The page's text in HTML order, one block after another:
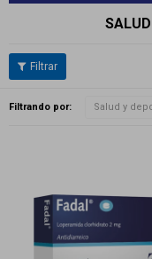
Filtrando por: Salud y